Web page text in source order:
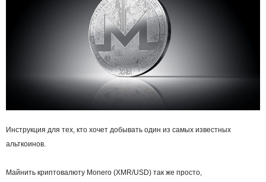
Инструкция для тех, кто хочет добывать один из самых известных
альткоинов.
Майнить криптовалюту Monero (XMR/USD) так же просто,